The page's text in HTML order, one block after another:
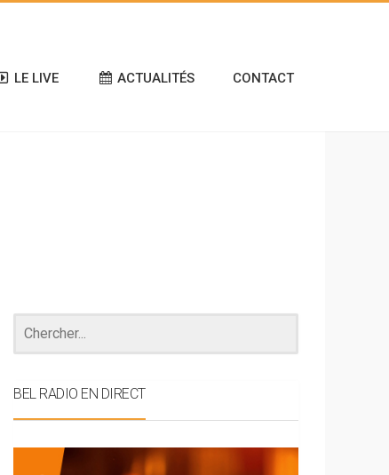
LE LIVE ACTUALITÉS CONTACT
BEL RADIO EN DIRECT